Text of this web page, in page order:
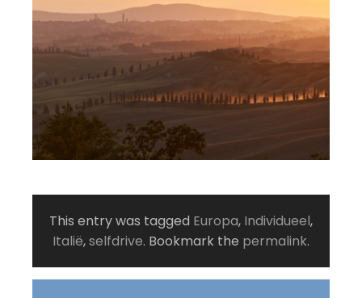
This entry was tagged Europa, Individueel,
Italië,selfdrive. Bookmark the permalink.